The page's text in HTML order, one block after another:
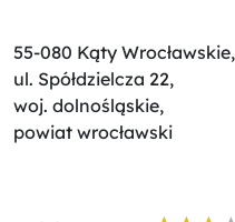
55-080 Kąty Wrocławskie,
ul. Spółdzielcza 22,
woj. dolnośląskie,
powiat wrocławski